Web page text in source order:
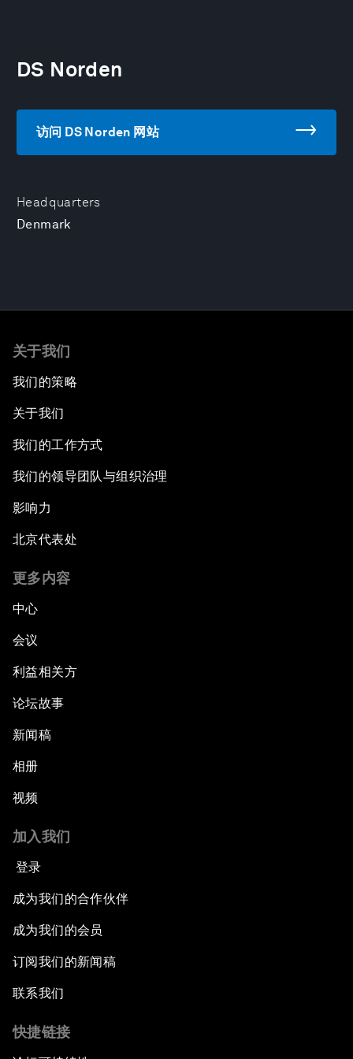
Headquarters
Denmark
DS Norden
访问 DS Norden 网站
关于我们
我们的策略
关于我们
我们的工作方式
我们的领导团队与组织治理
影响力
北京代表处
更多内容
中心
会议
利益相关方
论坛故事
新闻稿
相册
视频
加入我们
登录
成为我们的合作伙伴
成为我们的会员
订阅我们的新闻稿
联系我们
快捷链接